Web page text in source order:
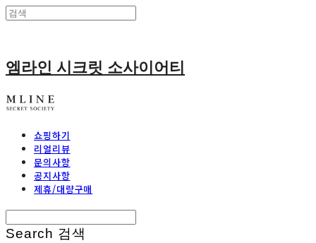
엠라인 시크릿 소사이어티
쇼핑하기
리얼리뷰
문의사항
공지사항
제휴/대량구매
Search 검색